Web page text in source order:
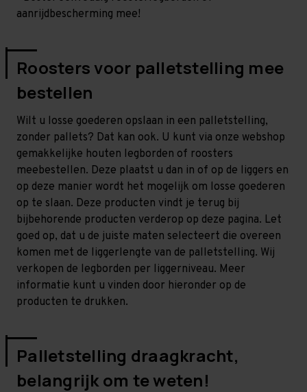
aanrijdbescherming mee!
Roosters voor palletstelling mee
bestellen
Wilt u losse goederen opslaan in een palletstelling,
zonder pallets? Dat kan ook. U kunt via onze webshop
gemakkelijke houten legborden of roosters
meebestellen. Deze plaatst u dan in of op de liggers en
op deze manier wordt het mogelijk om losse goederen
op te slaan. Deze producten vindt je terug bij
bijbehorende producten verderop op deze pagina. Let
goed op, dat u de juiste maten selecteert die overeen
komen met de liggerlengte van de palletstelling. Wij
verkopen de legborden per liggerniveau. Meer
informatie kunt u vinden door hieronder op de
producten te drukken.
Palletstelling draagkracht,
belangrijk om te weten!